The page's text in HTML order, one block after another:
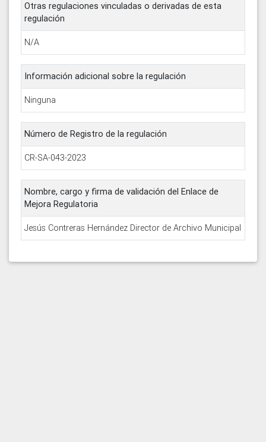
Otras regulaciones vinculadas o derivadas de esta
regulación
N/A
Información adicional sobre la regulación
Ninguna
Número de Registro de la regulación
CR-SA-043-2023
Nombre, cargo y firma de validación del Enlace de
Mejora Regulatoria
Jesús Contreras Hernández Director de Archivo Municipal